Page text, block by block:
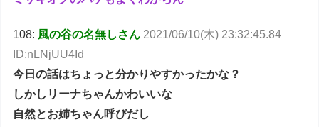
108: 風の谷の名無しさん 2021/06/10(木) 23:32:45.84
ID:nLNjUU4Id
今日の話はちょっと分かりやすかったかな？
しかしリーナちゃんかわいいな
自然とお姉ちゃん呼びだし